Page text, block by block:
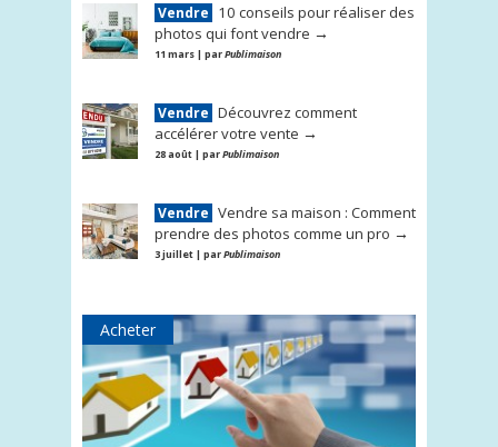
Vendre 10 conseils pour réaliser des
photos qui font vendre →
11 mars | parPublimaison
Vendre Découvrez comment
accélérer votre vente →
28 août | parPublimaison
Vendre Vendre sa maison : Comment
prendre des photos comme un pro →
3 juillet | parPublimaison
Acheter